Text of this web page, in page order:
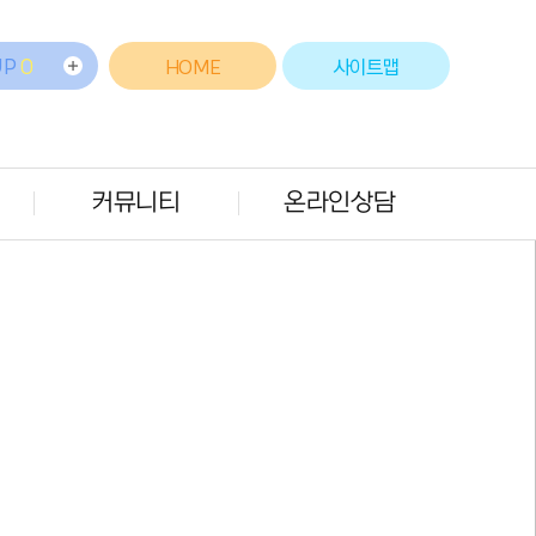
0 HOME 사이트맵
커뮤니티 온라인상담